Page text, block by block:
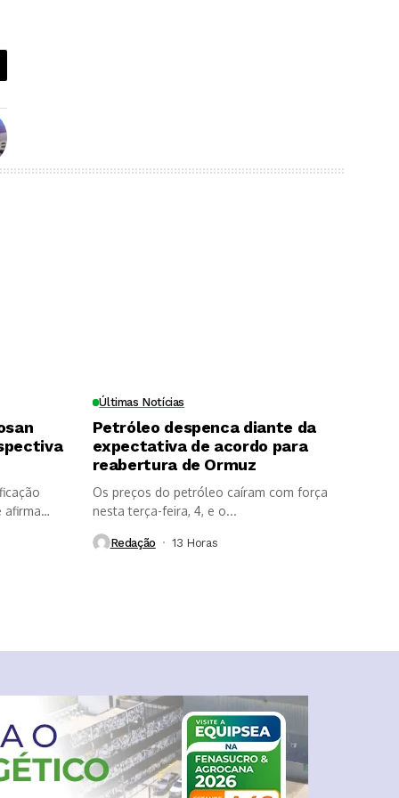
afirma
Últimas Notícias
Petróleo despenca diante da
expectativa de acordo para
reabertura de Ormuz
Os preços do petróleo caíram com força
nesta terça-feira, 4, e o...
Redação 13 Horas ⁮